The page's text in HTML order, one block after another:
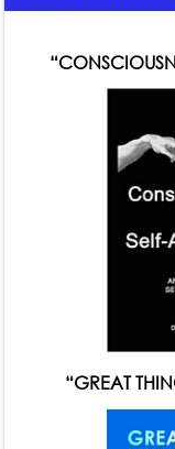
“GREAT